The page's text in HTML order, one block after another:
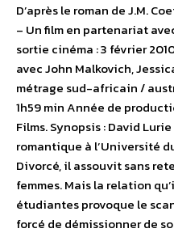
D’après le roman de J.M.
– Un film en partenariat
sortie cinéma : 3 février
avec John Malkovich,
métrage sud-africain /
1h59 min Année de
Films. Synopsis : David
romantique à l’Université
Divorcé, il assouvit sans
femmes. Mais la relation
étudiantes provoque le
forcé de démissionner de